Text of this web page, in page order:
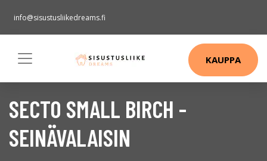
info@sisustusliikedreams.fi
KAUPPA
SECTO SMALL BIRCH -
SEINÄVALAISIN